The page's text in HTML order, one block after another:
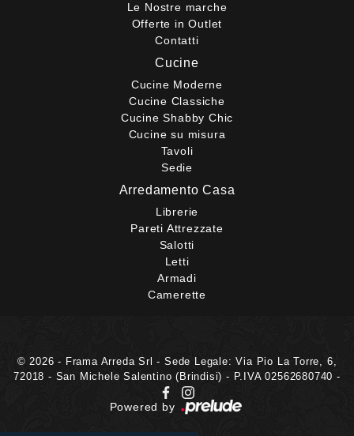
Le Nostre marche
Offerte in Outlet
Contatti
Cucine
Cucine Moderne
Cucine Classiche
Cucine Shabby Chic
Cucine su misura
Tavoli
Sedie
Arredamento Casa
Librerie
Pareti Attrezzate
Salotti
Letti
Armadi
Camerette
© 2026 - Frama Arreda Srl - Sede Legale: Via Pio La Torre, 6,
72018 - San Michele Salentino (Brindisi) - P.IVA 02562680740 -
Powered by